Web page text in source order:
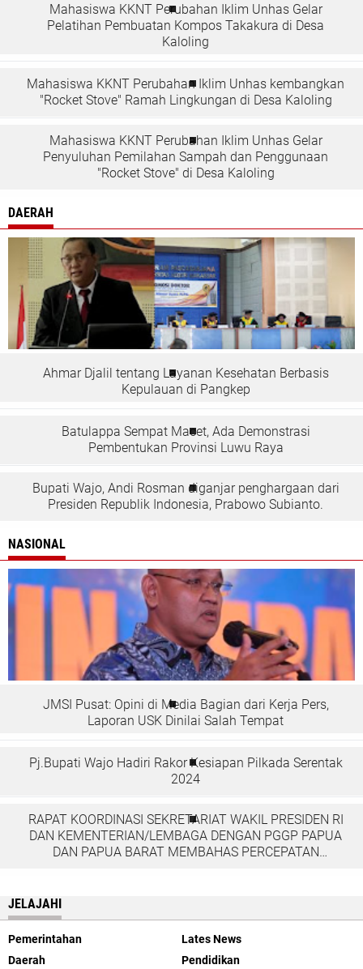
Mahasiswa KKNT Perubahan Iklim Unhas Gelar
Pelatihan Pembuatan Kompos Takakura di Desa
Kaloling
Mahasiswa KKNT Perubahan Iklim Unhas kembangkan
"Rocket Stove" Ramah Lingkungan di Desa Kaloling
Mahasiswa KKNT Perubahan Iklim Unhas Gelar
Penyuluhan Pemilahan Sampah dan Penggunaan
"Rocket Stove" di Desa Kaloling
DAERAH
Ahmar Djalil tentang Layanan Kesehatan Berbasis
Kepulauan di Pangkep
Batulappa Sempat Macet, Ada Demonstrasi
Pembentukan Provinsi Luwu Raya
Bupati Wajo, Andi Rosman diganjar penghargaan dari
Presiden Republik Indonesia, Prabowo Subianto.
NASIONAL
JMSI Pusat: Opini di Media Bagian dari Kerja Pers,
Laporan USK Dinilai Salah Tempat
Pj.Bupati Wajo Hadiri Rakor Kesiapan Pilkada Serentak
2024
RAPAT KOORDINASI SEKRETARIAT WAKIL PRESIDEN RI
DAN KEMENTERIAN/LEMBAGA DENGAN PGGP PAPUA
DAN PAPUA BARAT MEMBAHAS PERCEPATAN
JELAJAHI
Pemerintahan
Lates News
Daerah
Pendidikan